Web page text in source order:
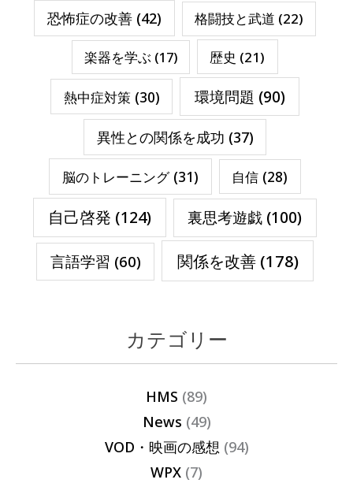
恐怖症の改善(42) 格闘技と武道 (22)
楽器を学ぶ (17) 歴史 (21)
熱中症対策 (30) 環境問題 (90)
異性との関係を成功 (37)
脳のトレーニング(31) 自信 (28)
自己啓発 (124) 裏思考遊戯 (100)
言語学習 (60) 関係を改善(178)
カテゴリー
HMS (89)
News (49)
VOD・映画の感想 (94)
WPX (7)